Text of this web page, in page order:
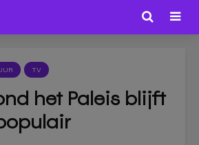
TV
het Paleis blijft